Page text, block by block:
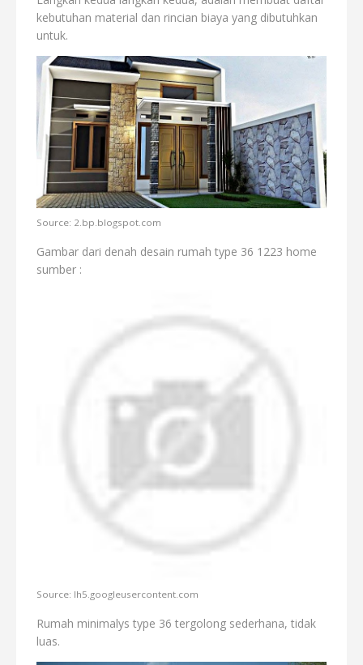
kebutuhan material dan rincian biaya yang dibutuhkan
untuk.
Source: 2.bp.blogspot.com
Gambar dari denah desain rumah type 36 1223 home
sumber :
Source: lh5.googleusercontent.com
Rumah minimalys type 36 tergolong sederhana, tidak
luas.